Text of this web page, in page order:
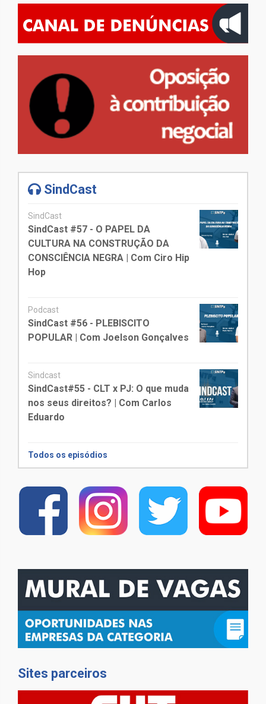
SindCast
SindCast
SindCast #57 - O PAPEL DA
CULTURA NA CONSTRUÇÃO DA
CONSCIÊNCIA NEGRA | Com Ciro Hip
Hop
Podcast
SindCast #56 - PLEBISCITO
POPULAR | Com Joelson Gonçalves
Sindcast
SindCast#55 - CLT x PJ: O que muda
nos seus direitos? | Com Carlos
Eduardo
Todos os episódios
Sites parceiros